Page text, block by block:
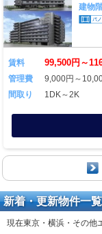
建物
賃料 99,500円～
管理費
9,000円～
間取り
1DK～2K
新着・更新物件一覧
現在東京・横浜・その他